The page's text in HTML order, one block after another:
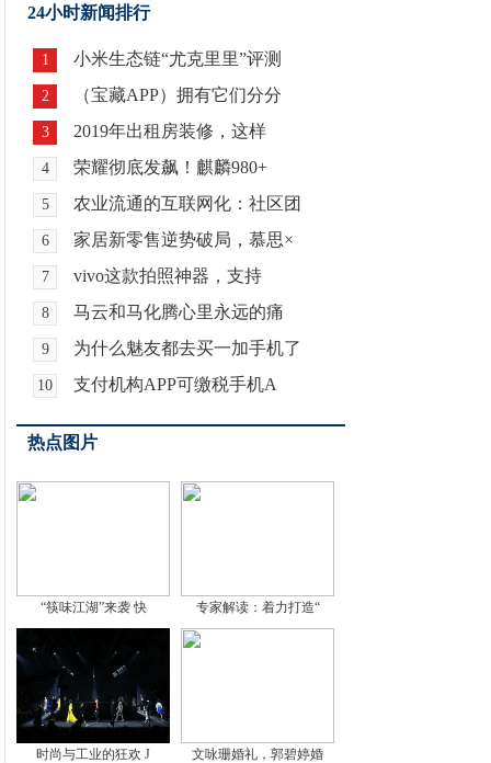
24小时新闻排行
1 小米生态链“尤克里里”评测
2 （宝藏APP）拥有它们分分
3 2019年出租房装修，这样
4 荣耀彻底发飙！麒麟980+
5 农业流通的互联网化：社区团
6 家居新零售逆势破局，慕思×
7 vivo这款拍照神器，支持
8 马云和马化腾心里永远的痛
9 为什么魅友都去买一加手机了
10 支付机构APP可缴税手机A
热点图片
“筷味江湖”来袭 快 专家解读：着力打造“
时尚与工业的狂欢 J 文咏珊婚礼，郭碧婷婚